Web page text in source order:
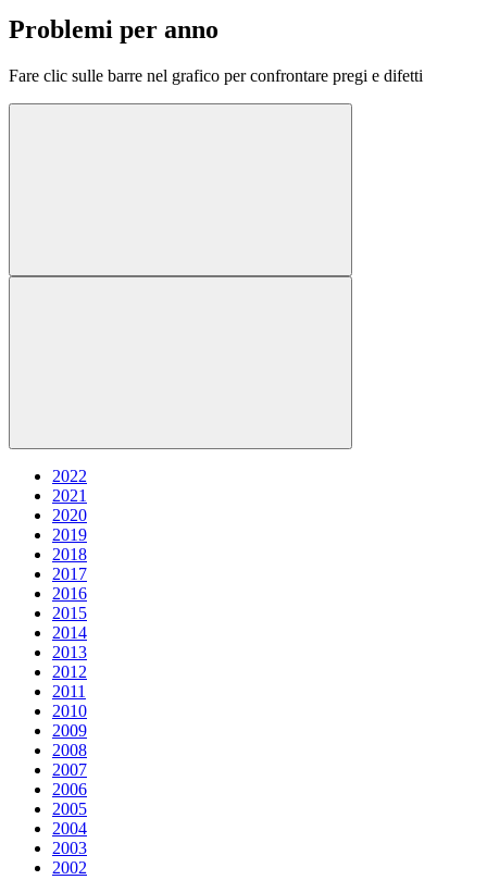
Problemi per anno
Fare clic sulle barre nel grafico per confrontare pregi e difetti
2022
2021
2020
2019
2018
2017
2016
2015
2014
2013
2012
2011
2010
2009
2008
2007
2006
2005
2004
2003
2002